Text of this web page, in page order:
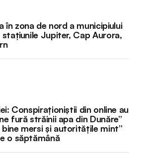
în zona de nord a municipiului
stațiunile Jupiter, Cap Aurora,
Conspiraționiștii din online au
fură străinii apa din Dunăre”
bine mersi și autoritățile mint”
o săptămână